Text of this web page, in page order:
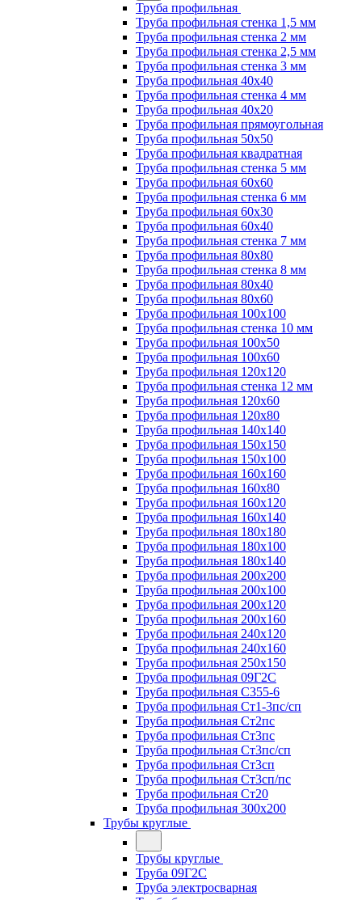
Труба профильная
Труба профильная стенка 1,5 мм
Труба профильная стенка 2 мм
Труба профильная стенка 2,5 мм
Труба профильная стенка 3 мм
Труба профильная 40х40
Труба профильная стенка 4 мм
Труба профильная 40х20
Труба профильная прямоугольная
Труба профильная 50х50
Труба профильная квадратная
Труба профильная стенка 5 мм
Труба профильная 60х60
Труба профильная стенка 6 мм
Труба профильная 60х30
Труба профильная 60х40
Труба профильная стенка 7 мм
Труба профильная 80х80
Труба профильная стенка 8 мм
Труба профильная 80х40
Труба профильная 80х60
Труба профильная 100х100
Труба профильная стенка 10 мм
Труба профильная 100х50
Труба профильная 100х60
Труба профильная 120х120
Труба профильная стенка 12 мм
Труба профильная 120х60
Труба профильная 120х80
Труба профильная 140х140
Труба профильная 150х150
Труба профильная 150х100
Труба профильная 160х160
Труба профильная 160х80
Труба профильная 160х120
Труба профильная 160х140
Труба профильная 180х180
Труба профильная 180х100
Труба профильная 180х140
Труба профильная 200х200
Труба профильная 200х100
Труба профильная 200х120
Труба профильная 200х160
Труба профильная 240х120
Труба профильная 240х160
Труба профильная 250х150
Труба профильная 09Г2С
Труба профильная С355-6
Труба профильная Ст1-3пс/сп
Труба профильная Ст2пс
Труба профильная Ст3пс
Труба профильная Ст3пс/сп
Труба профильная Ст3сп
Труба профильная Ст3сп/пс
Труба профильная Ст20
Труба профильная 300х200
Трубы круглые
Трубы круглые
Труба 09Г2С
Труба электросварная